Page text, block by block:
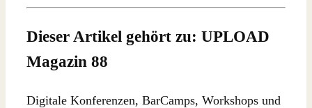
Dieser Artikel gehört zu: UPLOAD
Magazin 88
Digitale Konferenzen, BarCamps, Workshops und